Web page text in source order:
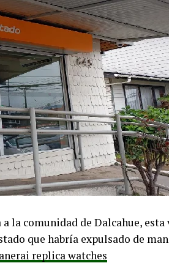
la comunidad de Dalcahue,
que habría expulsado de
replica watches